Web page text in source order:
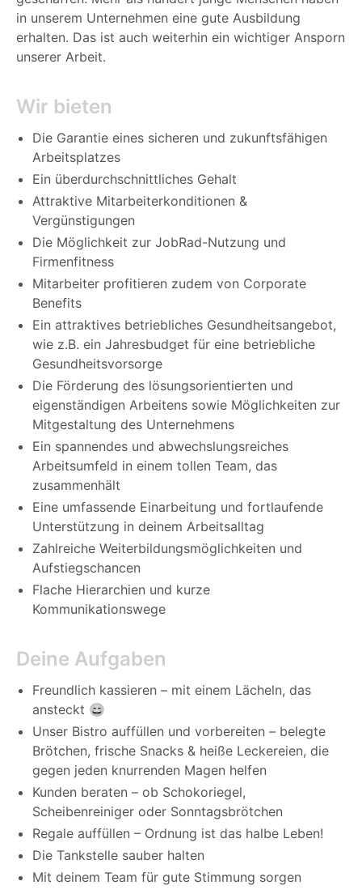
in unserem Unternehmen eine gute Ausbildung
erhalten. Das ist auch weiterhin ein wichtiger Ansporn
unserer Arbeit.
Wir bieten
Die Garantie eines sicheren und zukunftsfähigen
Arbeitsplatzes
Ein überdurchschnittliches Gehalt
Attraktive Mitarbeiterkonditionen &
Vergünstigungen
Die Möglichkeit zur JobRad-Nutzung und
Firmenfitness
Mitarbeiter profitieren zudem von Corporate
Benefits
Ein attraktives betriebliches Gesundheitsangebot,
wie z.B. ein Jahresbudget für eine betriebliche
Gesundheitsvorsorge
Die Förderung des lösungsorientierten und
eigenständigen Arbeitens sowie Möglichkeiten zur
Mitgestaltung des Unternehmens
Ein spannendes und abwechslungsreiches
Arbeitsumfeld in einem tollen Team, das
zusammenhält
Eine umfassende Einarbeitung und fortlaufende
Unterstützung in deinem Arbeitsalltag
Zahlreiche Weiterbildungsmöglichkeiten und
Aufstiegschancen
Flache Hierarchien und kurze
Kommunikationswege
Deine Aufgaben
Freundlich kassieren – mit einem Lächeln, das
ansteckt 😄
Unser Bistro auffüllen und vorbereiten – belegte
Brötchen, frische Snacks & heiße Leckereien, die
gegen jeden knurrenden Magen helfen
Kunden beraten – ob Schokoriegel,
Scheibenreiniger oder Sonntagsbrötchen
Regale auffüllen – Ordnung ist das halbe Leben!
Die Tankstelle sauber halten
Mit deinem Team für gute Stimmung sorgen